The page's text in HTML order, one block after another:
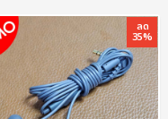
ลด
35%